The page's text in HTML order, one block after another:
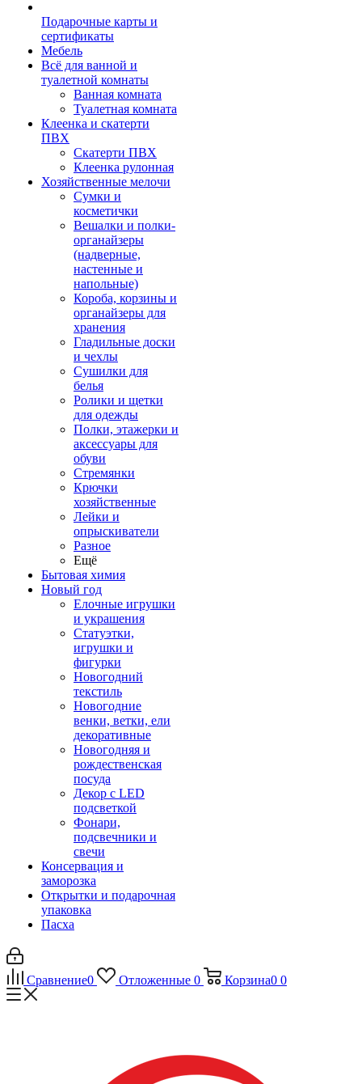
Подарочные карты и
сертификаты
Мебель
Всё для ванной и
туалетной комнаты
Ванная комната
Туалетная комната
Клеенка и скатерти
ПВХ
Скатерти ПВХ
Клеенка рулонная
Хозяйственные мелочи
Сумки и
косметички
Вешалки и полки-
органайзеры
(надверные,
настенные и
напольные)
Короба, корзины и
органайзеры для
хранения
Гладильные доски
и чехлы
Сушилки для
белья
Ролики и щетки
для одежды
Полки, этажерки и
аксессуары для
обуви
Стремянки
Крючки
хозяйственные
Лейки и
опрыскиватели
Разное
Ещё
Бытовая химия
Новый год
Елочные игрушки
и украшения
Статуэтки,
игрушки и
фигурки
Новогодний
текстиль
Новогодние
венки, ветки, ели
декоративные
Новогодняя и
рождественская
посуда
Декор с LED
подсветкой
Фонари,
подсвечники и
свечи
Консервация и
заморозка
Открытки и подарочная
упаковка
Пасха
Сравнение0 Отложенные 0 Корзина0 0